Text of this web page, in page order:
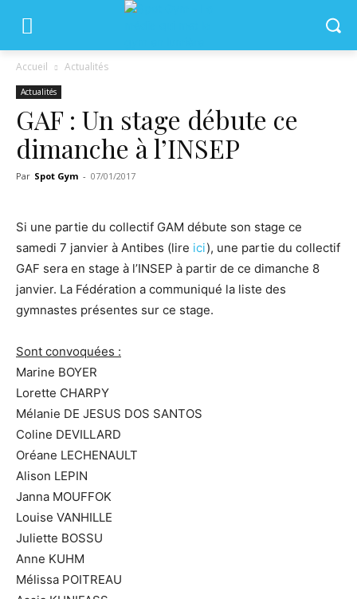
Accueil Actualités
Actualités
GAF : Un stage débute ce
dimanche à l’INSEP
Par Spot Gym - 07/01/2017
Si une partie du collectif GAM débute son stage ce
samedi 7 janvier à Antibes (lire ici), une partie du collectif
GAF sera en stage à l’INSEP à partir de ce dimanche 8
janvier. La Fédération a communiqué la liste des
gymnastes présentes sur ce stage.
Sont convoquées :
Marine BOYER
Lorette CHARPY
Mélanie DE JESUS DOS SANTOS
Coline DEVILLARD
Oréane LECHENAULT
Alison LEPIN
Janna MOUFFOK
Louise VANHILLE
Juliette BOSSU
Anne KUHM
Mélissa POITREAU